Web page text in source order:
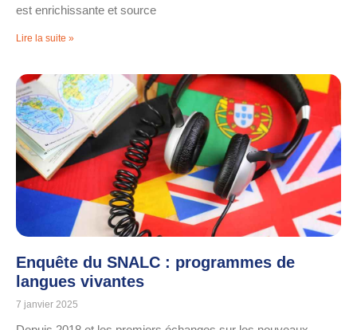
est enrichissante et source
Lire la suite »
Enquête du SNALC : programmes de
langues vivantes
7 janvier 2025